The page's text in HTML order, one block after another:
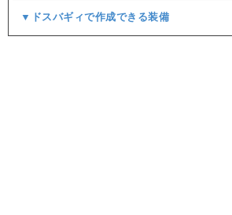
▼ドスバギィで作成できる装備